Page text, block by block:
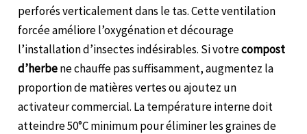
perforés verticalement dans le tas. Cette ventilation
forcée améliore l’oxygénation et décourage
l’installation d’insectes indésirables. Si votrecompost
d’herbene chauffe pas suffisamment, augmentez la
proportion de matières vertes ou ajoutez un
activateur commercial. La température interne doit
atteindre 50°C minimum pour éliminer les graines de